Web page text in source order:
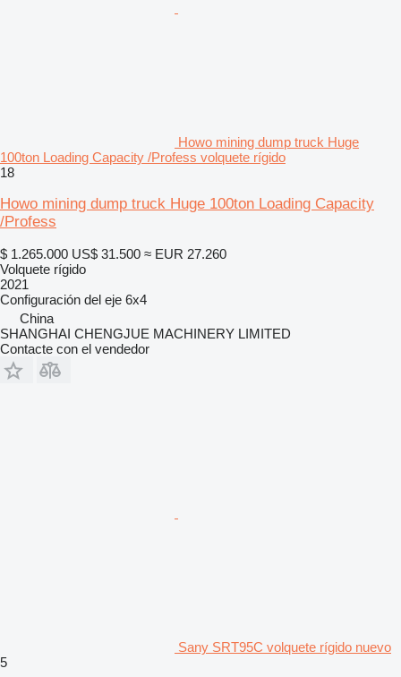
Howo mining dump truck Huge
100ton Loading Capacity /Profess volquete rígido
18
Howo mining dump truck Huge 100ton Loading Capacity
/Profess
$ 1.265.000 US$ 31.500 ≈ EUR 27.260
Volquete rígido
2021
Configuración del eje 6x4
China
SHANGHAI CHENGJUE MACHINERY LIMITED
Contacte con el vendedor
Sany SRT95C volquete rígido nuevo
5